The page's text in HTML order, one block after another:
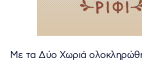
Με τα Δύο Χωριά